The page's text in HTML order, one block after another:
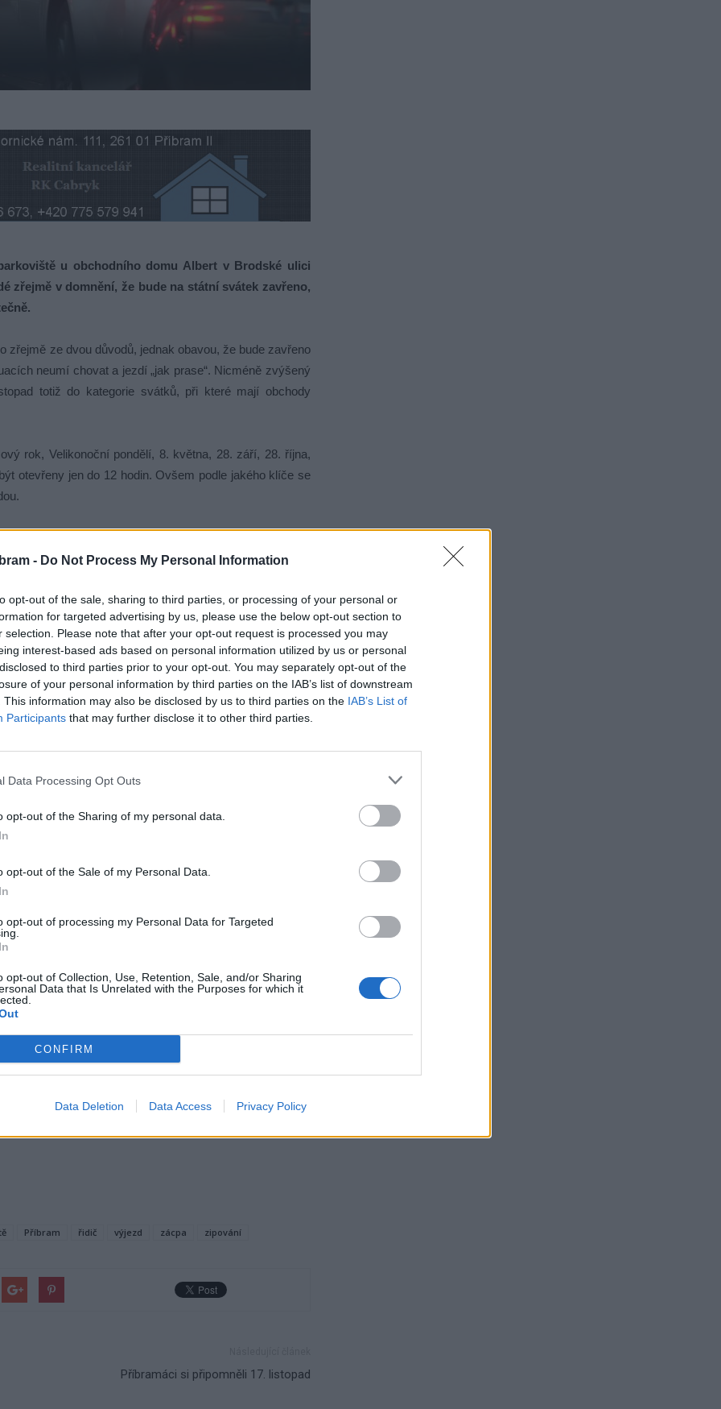
- Do Not Process My Personal Information
opt-out of the sale, sharing to third parties, or processing of your personal or
for targeted advertising by us, please use the below opt-out section to
selection. Please note that after your opt-out request is processed you may
interest-based ads based on personal information utilized by us or personal
to third parties prior to your opt-out. You may separately opt-out of the
of your personal information by third parties on the IAB’s list of downstream
This information may also be disclosed by us to third parties on the IAB’s List of
Participants that may further disclose it to other third parties.
Data Processing Opt Outs
opt-out of the Sharing of my personal data.
opt-out of the Sale of my Personal Data.
opt-out of processing my Personal Data for Targeted
opt-out of Collection, Use, Retention, Sale, and/or Sharing
Data that Is Unrelated with the Purposes for which it
CONFIRM
Data Deletion Data Access Privacy Policy
u obchodního domu Albert v Brodské ulici
zřejmě v domnění, že bude na státní svátek zavřeno,
zřejmě ze dvou důvodů, jednak obavou, že bude zavřeno
neumí chovat a jezdí „jak prase“. Nicméně zvýšený
totiž do kategorie svátků, při které mají obchody
rok, Velikonoční pondělí, 8. května, 28. září, 28. října,
otevřeny jen do 12 hodin. Ovšem podle jakého klíče se
také řidiči, kteří jednak neumí „zipovat“ a za druhé
z plného parkoviště musí auta odjet, aby se tam
jedoucí od obchodního centra Stop Shop směrem do
parkoviště Alberta. Přitom stačilo, aby tito řidiči místo
odbočku na Žežice, jenže to by museli mít hlavu
do krku…
mnoho podobných infarktových situací u všech
je každoroční zácpa u Tesca a OBI. Máme se opět na
a Metoděje
zavřeno:
a Nový rok
státu
Příbram řidič výjezd zácpa zipování
Příbramáci si připomněli 17. listopad